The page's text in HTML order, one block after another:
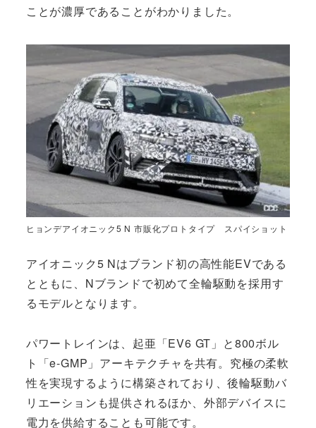
ことが濃厚であることがわかりました。
ヒョンデアイオニック5 N 市販化プロトタイプ スパイショット
アイオニック5 Nはブランド初の高性能EVである
とともに、Nブランドで初めて全輪駆動を採用す
るモデルとなります。
パワートレインは、起亜「EV6 GT」と800ボル
ト「e-GMP」アーキテクチャを共有。究極の柔軟
性を実現するように構築されており、後輪駆動バ
リエーションも提供されるほか、外部デバイスに
電力を供給することも可能です。